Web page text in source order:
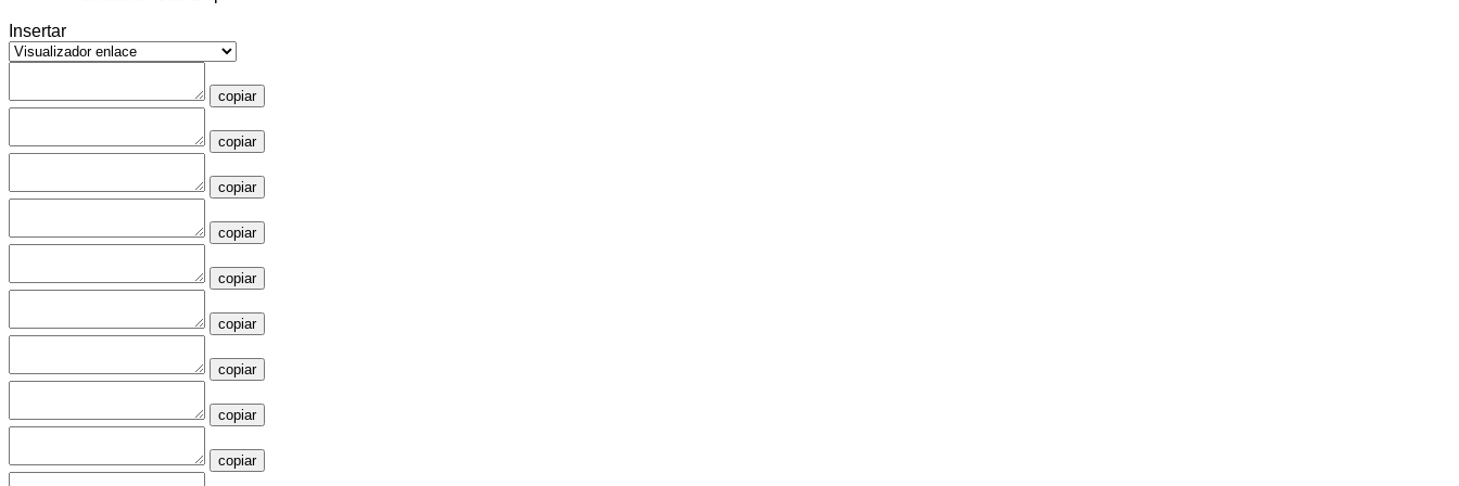
Insertar
copiar
copiar
copiar
copiar
copiar
copiar
copiar
copiar
copiar